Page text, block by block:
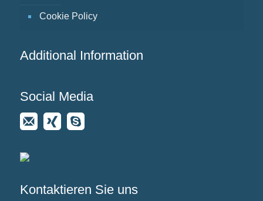
Cookie Policy
Additional Information
Social Media
Kontaktieren Sie uns